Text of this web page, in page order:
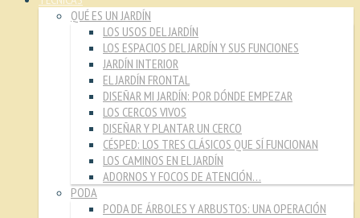
QUÉ ES UN JARDÍN
LOS USOS DEL JARDÍN
LOS ESPACIOS DEL JARDÍN Y SUS FUNCIONES
JARDÍN INTERIOR
EL JARDÍN FRONTAL
DISEÑAR MI JARDÍN: POR DÓNDE EMPEZAR
LOS CERCOS VIVOS
DISEÑAR Y PLANTAR UN CERCO
CÉSPED: LOS TRES CLÁSICOS QUE SÍ FUNCIONAN
LOS CAMINOS EN EL JARDÍN
ADORNOS Y FOCOS DE ATENCIÓN…
PODA
PODA DE ÁRBOLES Y ARBUSTOS: UNA OPERACIÓN